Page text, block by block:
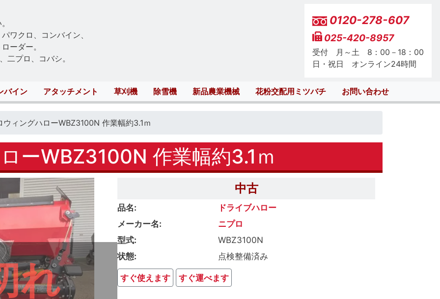
ワクロ、コンバイン、
ーダー。
二プロ、コバシ。
0120-278-607
025-420-8957
受付 月～土 8：00－18：00
日・祝日 オンライン24時間
バイン アタッチメント 草刈機 除雪機 新品農業機械 花粉交配用ミツバチ お問い合わせ
ウィングハローWBZ3100N 作業幅約3.1ｍ
ーWBZ3100N 作業幅約3.1ｍ
れ
中古
品名
ドライブハロー
メーカー名
ニプロ
型式
WBZ3100N
状態
点検整備済み
すぐ使えます すぐ運べます